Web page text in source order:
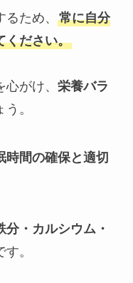
ため、 常に自分
ください。
心がけ、 栄養バラ
。
時間の確保と適切
分・カルシウム・
。